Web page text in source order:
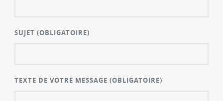
SUJET(OBLIGATOIRE)
TEXTE DE VOTRE MESSAGE(OBLIGATOIRE)